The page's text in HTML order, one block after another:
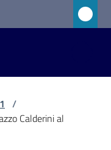
/
Calderini al